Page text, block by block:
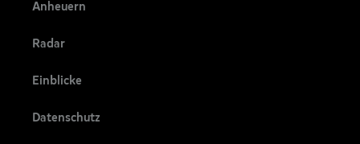
Anheuern
Radar
Einblicke
Datenschutz